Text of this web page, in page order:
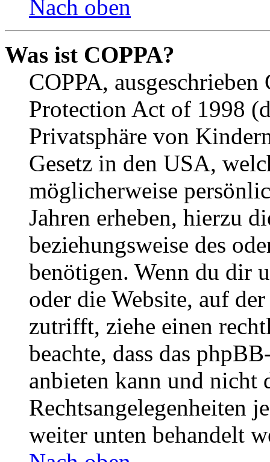
Nach oben
Was ist COPPA?
COPPA,
Protection Act of 1998
Privatsphäre von
Gesetz in den USA,
möglicherweise
Jahren erheben, hierzu
beziehungsweise des
benötigen. Wenn du dir
oder die Website, auf
zutrifft, ziehe einen
beachte, dass das
anbieten kann und nicht
Rechtsangelegenheiten
weiter unten behandelt